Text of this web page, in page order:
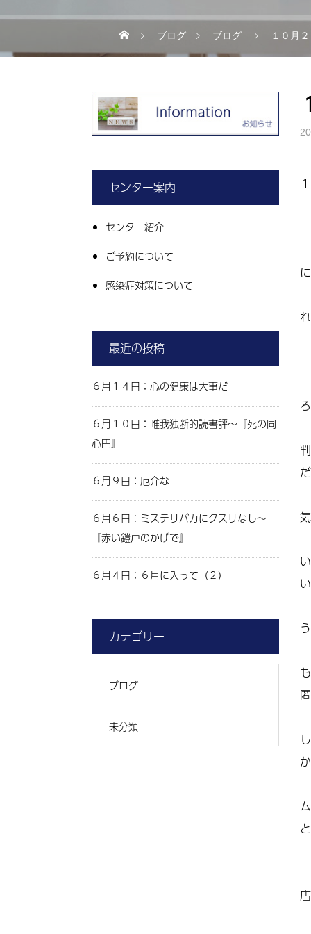
ブログ ブログ １０月
センター案内
センター紹介
ご予約について
感染症対策について
最近の投稿
６月１４日：心の健康は大事だ
６月１０日：唯我独断的読書評～『死の同
心円』
６月９日：厄介な
６月６日：ミステリバカにクスリなし～
『赤い鎧戸のかげで』
６月４日：６月に入って（２）
カテゴリー
ブログ
未分類